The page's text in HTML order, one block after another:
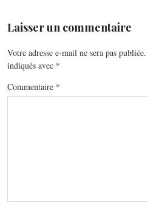
Laisser un commentaire
Votre adresse e-mail ne sera pas publiée.
indiqués avec *
Commentaire *